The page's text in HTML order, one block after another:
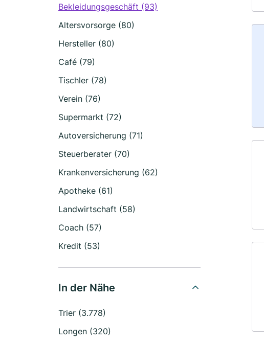
Bekleidungsgeschäft (93)
Altersvorsorge (80)
Hersteller (80)
Café (79)
Tischler (78)
Verein (76)
Supermarkt (72)
Autoversicherung (71)
Steuerberater (70)
Krankenversicherung (62)
Apotheke (61)
Landwirtschaft (58)
Coach (57)
Kredit (53)
In der Nähe
Trier (3.778)
Longen (320)